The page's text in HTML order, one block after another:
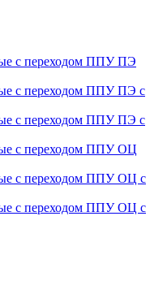
с переходом ППУ ПЭ
с переходом ППУ ПЭ с
с переходом ППУ ПЭ с
с переходом ППУ ОЦ
с переходом ППУ ОЦ с
с переходом ППУ ОЦ с